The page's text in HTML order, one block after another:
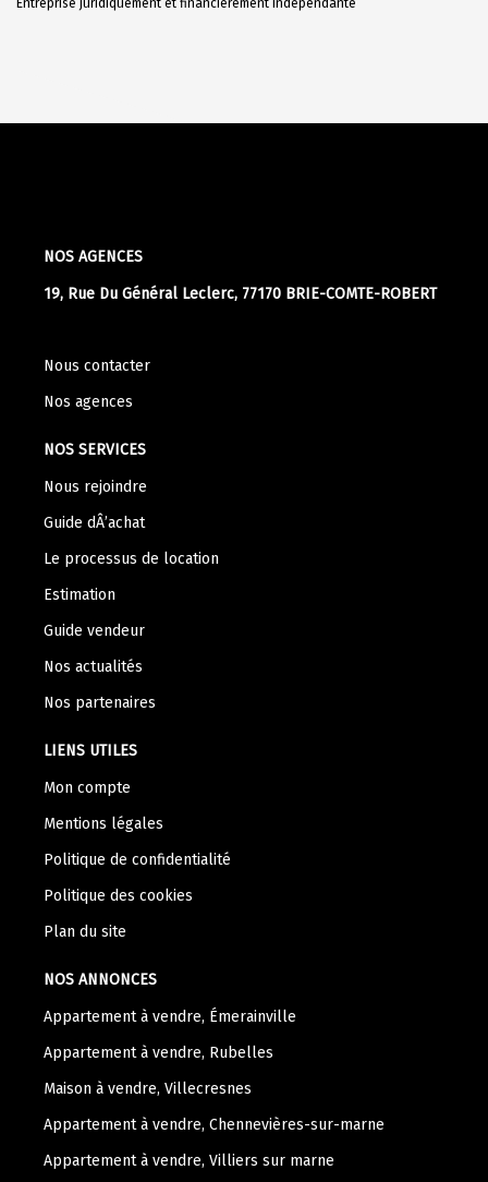
Entreprise juridiquement et financièrement indépendante
NOS AGENCES
19, Rue Du Général Leclerc, 77170 BRIE-COMTE-ROBERT
Nous contacter
Nos agences
NOS SERVICES
Nous rejoindre
Guide dÂ’achat
Le processus de location
Estimation
Guide vendeur
Nos actualités
Nos partenaires
LIENS UTILES
Mon compte
Mentions légales
Politique de confidentialité
Politique des cookies
Plan du site
NOS ANNONCES
Appartement à vendre, Émerainville
Appartement à vendre, Rubelles
Maison à vendre, Villecresnes
Appartement à vendre, Chennevières-sur-marne
Appartement à vendre, Villiers sur marne